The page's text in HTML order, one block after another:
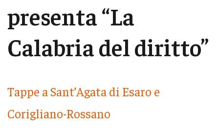
presenta “La
Calabria del diritto”
Tappe a Sant’Agata di Esaro e
Corigliano-Rossano